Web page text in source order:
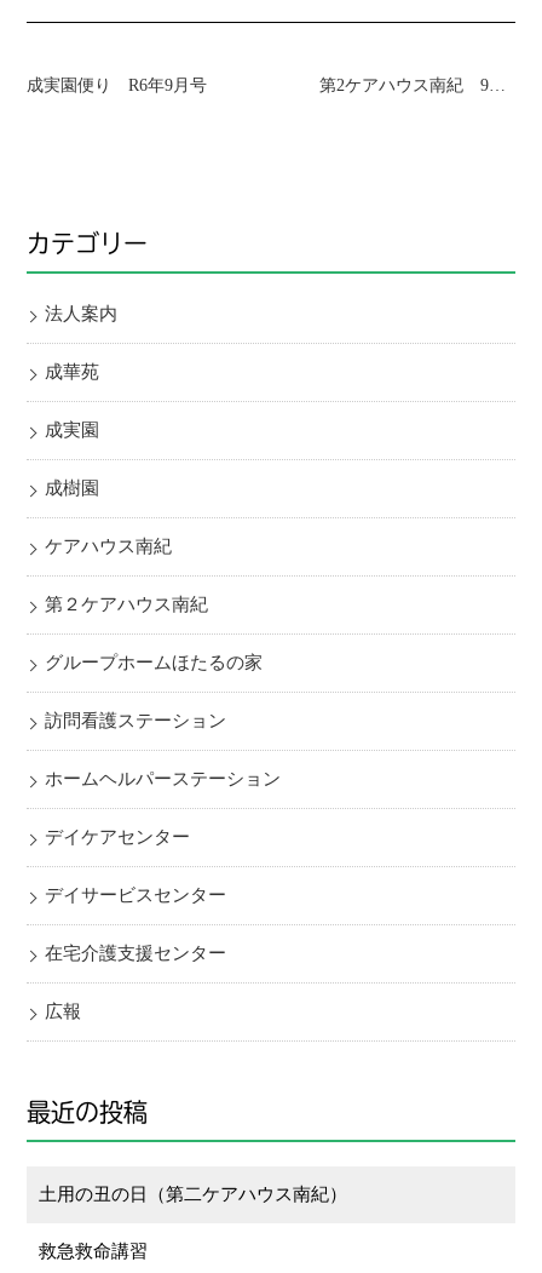
成実園便り R6年9月号
カテゴリー
法人案内
成華苑
成実園
成樹園
ケアハウス南紀
第２ケアハウス南紀
グループホームほたるの家
訪問看護ステーション
ホームヘルパーステーション
デイケアセンター
デイサービスセンター
在宅介護支援センター
広報
最近の投稿
土用の丑の日（第二ケアハウス南紀）
救急救命講習